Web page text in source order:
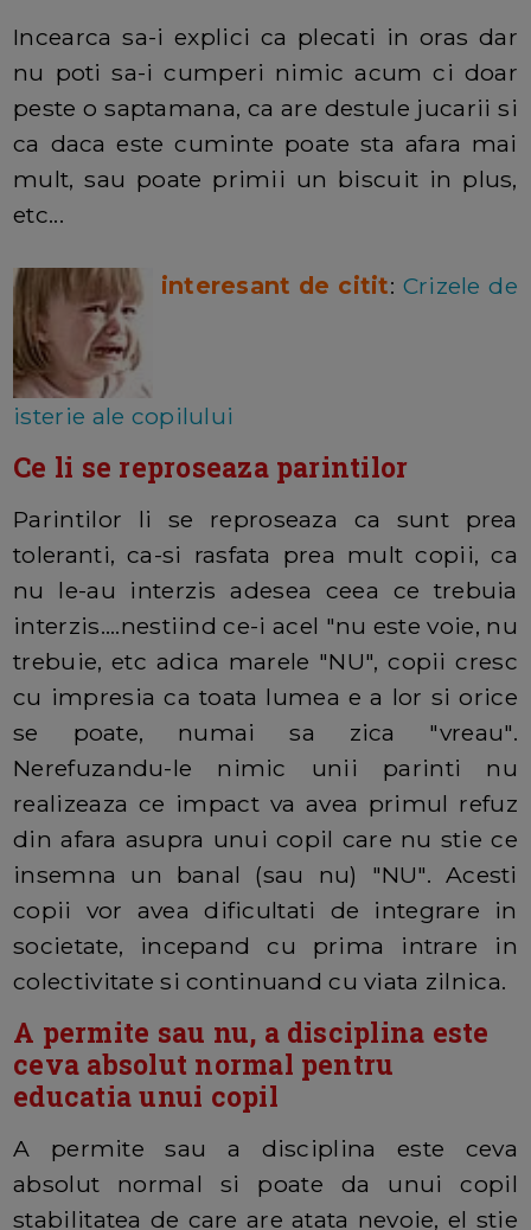
Incearca sa-i explici ca plecati in oras dar
nu poti sa-i cumperi nimic acum ci doar
peste o saptamana, ca are destule jucarii si
ca daca este cuminte poate sta afara mai
mult, sau poate primii un biscuit in plus,
etc...
interesant de citit: Crizele de
isterie ale copilului
Ce li se reproseaza parintilor
Parintilor li se reproseaza ca sunt prea
toleranti, ca-si rasfata prea mult copii, ca
nu le-au interzis adesea ceea ce trebuia
interzis....nestiind ce-i acel "nu este voie, nu
trebuie, etc adica marele "NU", copii cresc
cu impresia ca toata lumea e a lor si orice
se poate, numai sa zica "vreau".
Nerefuzandu-le nimic unii parinti nu
realizeaza ce impact va avea primul refuz
din afara asupra unui copil care nu stie ce
insemna un banal (sau nu) "NU". Acesti
copii vor avea dificultati de integrare in
societate, incepand cu prima intrare in
colectivitate si continuand cu viata zilnica.
A permite sau nu, a disciplina este
ceva absolut normal pentru
educatia unui copil
A permite sau a disciplina este ceva
absolut normal si poate da unui copil
stabilitatea de care are atata nevoie, el stie